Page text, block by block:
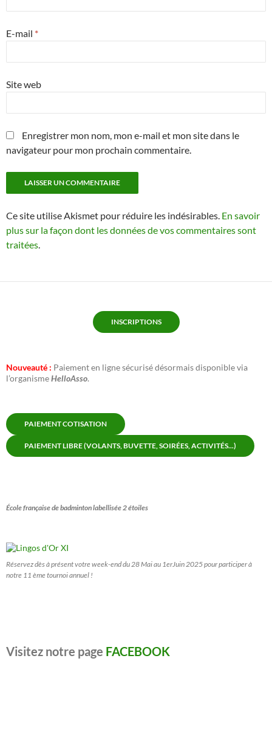
E-mail *
Site web
Enregistrer mon nom, mon e-mail et mon site dans le
navigateur pour mon prochain commentaire.
Ce site utilise Akismet pour réduire les indésirables. En savoir
plus sur la façon dont les données de vos commentaires sont
traitées.
INSCRIPTIONS
Nouveauté : Paiement en ligne sécurisé désormais disponible via
l’organismeHelloAsso.
PAIEMENT COTISATION
PAIEMENT LIBRE (VOLANTS, BUVETTE, SOIRÉES, ACTIVITÉS...)
École française de badminton labellisée 2 étoiles
Réservez dès à présent votre week-end du 28 Mai au 1erJuin 2025 pour participer à
notre 11 ème tournoi annuel !
Visitez notre page FACEBOOK